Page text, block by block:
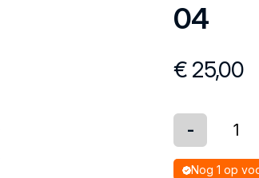
04
€ 25,00
-
Nog 1 op